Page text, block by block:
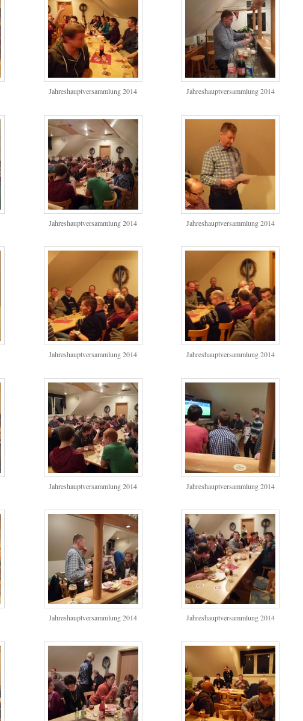
Jahreshauptversammlung 2014 Jahreshauptversammlung 2014
Jahreshauptversammlung 2014 Jahreshauptversammlung 2014
Jahreshauptversammlung 2014 Jahreshauptversammlung 2014
Jahreshauptversammlung 2014 Jahreshauptversammlung 2014
Jahreshauptversammlung 2014 Jahreshauptversammlung 2014